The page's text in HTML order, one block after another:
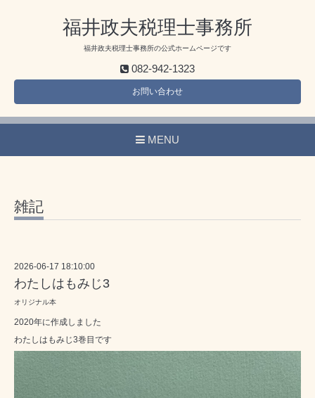
福井政夫税理士事務所
福井政夫税理士事務所の公式ホームページです
082-942-1323
お問い合わせ
MENU
雑記
2026-06-17 18:10:00
わたしはもみじ3
オリジナル本
2020年に作成しました
わたしはもみじ3巻目です